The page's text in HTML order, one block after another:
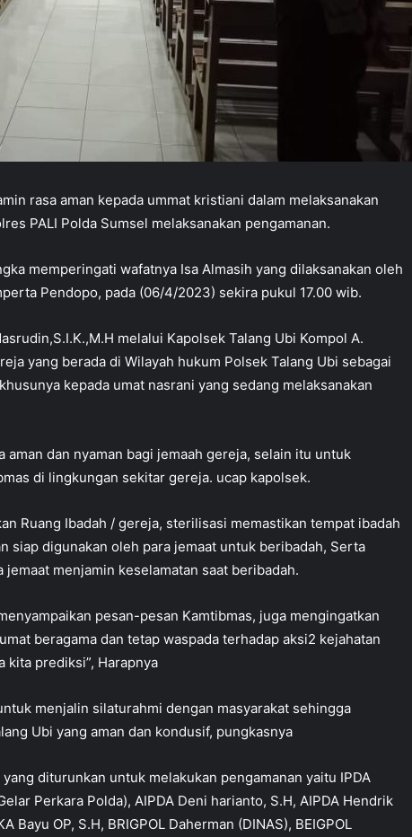
rasa aman kepada ummat kristiani dalam melaksanakan
PALI Polda Sumsel melaksanakan pengamanan.
memperingati wafatnya Isa Almasih yang dilaksanakan oleh
Pendopo, pada (06/4/2023) sekira pukul 17.00 wib.
melalui Kapolsek Talang Ubi Kompol A.
yang berada di Wilayah hukum Polsek Talang Ubi sebagai
kepada umat nasrani yang sedang melaksanakan
aman dan nyaman bagi jemaah gereja, selain itu untuk
di lingkungan sekitar gereja. ucap kapolsek.
Ruang Ibadah / gereja, sterilisasi memastikan tempat ibadah
siap digunakan oleh para jemaat untuk beribadah, Serta
menjamin keselamatan saat beribadah.
pesan-pesan Kamtibmas, juga mengingatkan
beragama dan tetap waspada terhadap aksi2 kejahatan
prediksi”, Harapnya
menjalin silaturahmi dengan masyarakat sehingga
Ubi yang aman dan kondusif, pungkasnya
diturunkan untuk melakukan pengamanan yaitu IPDA
Perkara Polda), AIPDA Deni harianto, S.H, AIPDA Hendrik
Bayu OP, S.H, BRIGPOL Daherman (DINAS), BEIGPOL